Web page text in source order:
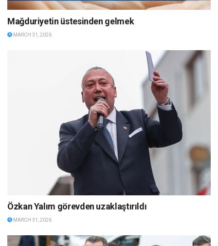
Mağduriyetin üstesinden gelmek
MARCH 31, 2026
Özkan Yalım görevden uzaklaştırıldı
MARCH 31, 2026